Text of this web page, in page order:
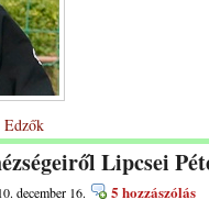
Lipcsei
december 16. 5 hozzászólás